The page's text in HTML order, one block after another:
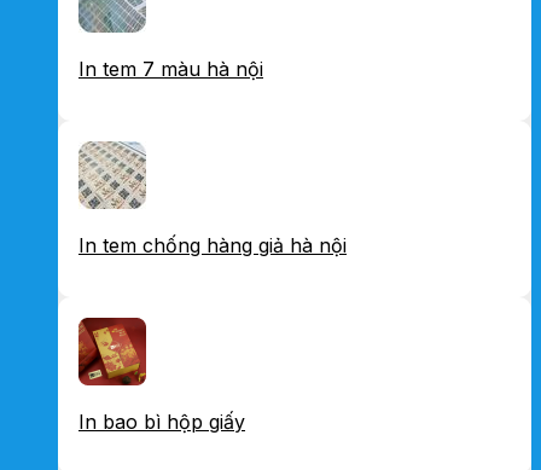
In tem 7 màu hà nội
In tem chống hàng giả hà nội
In bao bì hộp giấy